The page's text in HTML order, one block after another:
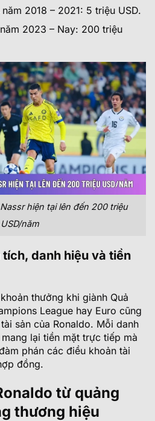
2018 – 2021: 5 triệu USD.
2023 – Nay: 200 triệu
hiện tại lên đến 200 triệu
USD/năm
danh hiệu và tiền
thưởng khi giành Quả
League hay Euro cũng
sản của Ronaldo. Mỗi danh
lại tiền mặt trực tiếp mà
phán các điều khoản tài
đồng.
từ quảng
thương hiệu